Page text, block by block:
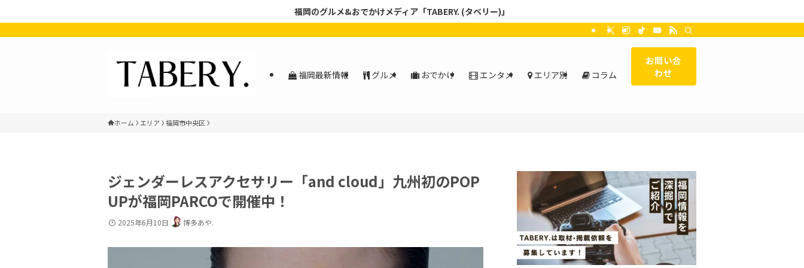
福岡のグルメ&おでかけメディア「TABERY. (タベリー)」
福岡最新情報 グルメ おでかけ エンタメ エリア別 コラム
お問い合
わせ
ホーム エリア 福岡市中央区
ジェンダーレスアクセサリー「and cloud」九州初のPOP
UPが福岡PARCOで開催中！
2025年6月10日 博多あや.